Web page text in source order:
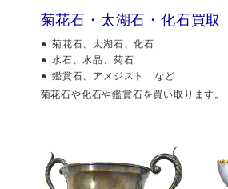
菊花石・太湖石・化石買取
菊花石、太湖石、化石
水石、水晶、菊石
鑑賞石、アメジスト など
菊花石や化石や鑑賞石を買い取ります。